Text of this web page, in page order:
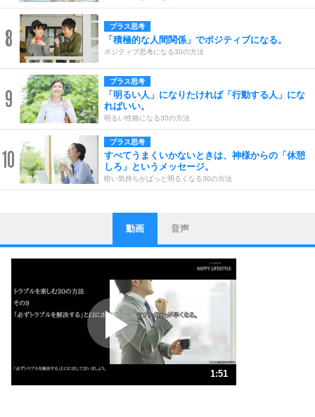
8 プラス思考
「積極的な人間関係」でポジティブになる。
ポジティブ思考になる30の方法
9
プラス思考
「明るい人」になりたければ「行動する人」にな
ればいい。
明るい性格になる30の方法
10
プラス思考
すべてうまくいかないときは、神様からの「休憩
しろ」というメッセージ。
暗い気持ちがぱっと明るくなる30の方法
1
ストレス対策
他人と比べない。
いっそのこと、他人を見ない。
いらいらしない人になる30の方法
プラス思考
ポジティブになれない原因は、行動しないから。
ポジティブ思考になる30の方法
ストレス対策
人生、なんとかなるもの。
気楽に生きる30の方法
動画 音声
1:51